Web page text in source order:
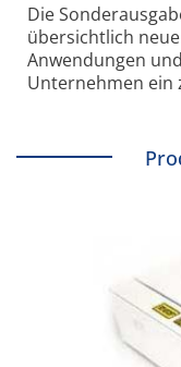
Die
übersichtlich
Anwendungen
Unternehmen ein